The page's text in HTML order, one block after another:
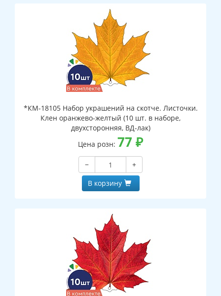
*КМ-18105 Набор украшений на скотче. Листочки.
Клен оранжево-желтый (10 шт. в наборе,
двухсторонняя, ВД-лак)
Цена розн: 77 ₽
−
+
В корзину